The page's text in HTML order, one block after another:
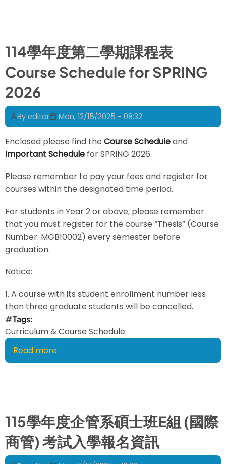
企
管
碩
士
E
組
際
商
學
士
生
先
修
放
申
114學年度第二學期課程表
Course Schedule for SPRING
2026
By editor Mon, 12/15/2025 - 08:32
Enclosed please find the Course Scheduleand
Important Schedule for SPRING 2026.
Please remember to pay your fees and register for
courses within the designated time period.
For students in Year 2 or above, please remember
that you must register for the course “Thesis” (Course
Number: MGB10002) every semester before
graduation.
Notice:
1. A course with its student enrollment number less
than three graduate students will be cancelled.
Tags
Curriculum & Course Schedule
Read more
114
第
二
學
期
115學年度企管系碩士班E組 (國際
商管) 考試入學報名資訊